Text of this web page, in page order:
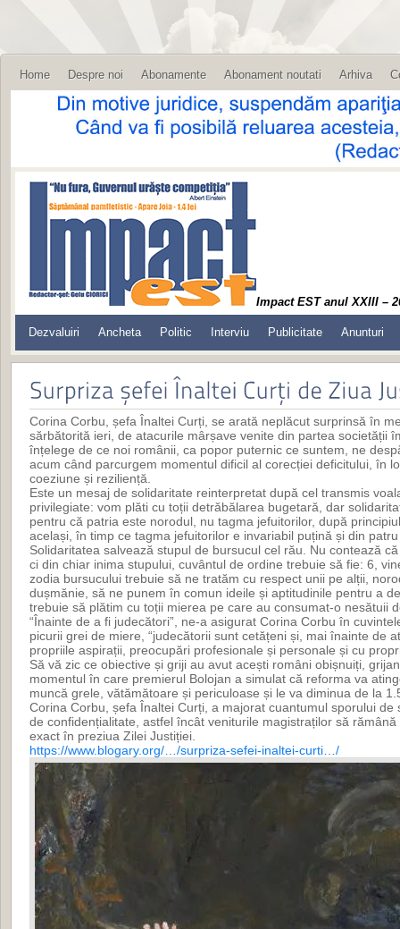
Home Despre noi Abonamente Abonament noutati Arhiva
Impact EST anul XXIII –
Dezvaluiri Ancheta Politic Interviu Publicitate Anunturi
Corina Corbu, șefa Înaltei Curți, se arată neplăcut surprinsă în
sărbătorită ieri, de atacurile mârșave venite din partea societății
înțelege de ce noi românii, ca popor puternic ce suntem, ne
acum când parcurgem momentul dificil al corecției deficitului, în
coeziune și reziliență.
Este un mesaj de solidaritate reinterpretat după cel transmis
privilegiate: vom plăti cu toții detrăbălarea bugetară, dar
pentru că patria este norodul, nu tagma jefuitorilor, după
același, în timp ce tagma jefuitorilor e invariabil puțină și din
Solidaritatea salvează stupul de bursucul cel rău. Nu contează
ci din chiar inima stupului, cuvântul de ordine trebuie să fie: 6,
zodia bursucului trebuie să ne tratăm cu respect unii pe alții,
dușmănie, să ne punem în comun ideile și aptitudinile pentru a
trebuie să plătim cu toții mierea pe care au consumat-o nesătuii
“Înainte de a fi judecători”, ne-a asigurat Corina Corbu în
picurii grei de miere, “judecătorii sunt cetățeni și, mai înainte de
propriile aspirații, preocupări profesionale și personale și cu
Să vă zic ce obiective și griji au avut acești români obișnuiți,
momentul în care premierul Bolojan a simulat că reforma va
muncă grele, vătămătoare și periculoase și le va diminua de la
Corina Corbu, șefa Înaltei Curți, a majorat cuantumul sporului de
de confidențialitate, astfel încât veniturile magistraților să
exact în preziua Zilei Justiției.
https://www.blogary.org/…/surpriza-sefei-inaltei-curti…/